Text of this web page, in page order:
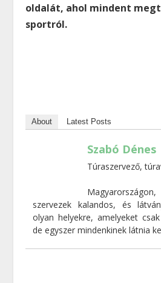
oldalát, ahol mindent
sportról.
About Latest Posts
Szabó Dénes
Túraszervező,
szervezek kalandos, és
olyan helyekre, amelyeket
de egyszer mindenkinek látnia